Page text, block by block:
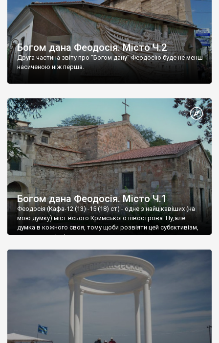
Богом дана Феодосія. Місто Ч.2
Друга частина звіту про "Богом дану" Феодосію буде не менш
насиченою ніж перша.
Богом дана Феодосія. Місто Ч.1
Феодосія (Кафа-12 (13) -15 (18) ст) - одне з найцікавіших (на
мою думку) міст всього Кримського півострова .Ну,але
думка в кожного своя, тому щоби розвіяти цей субєктивізм,
запрошую відвідати це